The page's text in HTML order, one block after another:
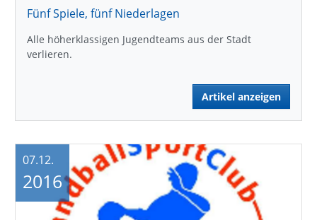
Fünf Spiele, fünf Niederlagen
Alle höherklassigen Jugendteams aus der Stadt
verlieren.
Artikel anzeigen
07.12.
2016